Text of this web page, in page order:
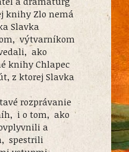
knihy Zlo nemá
Slavka
výtvarníkom
ako
knihy Chlapec
z ktorej Slavka
rozprávanie
i o tom, ako
a
spestrili